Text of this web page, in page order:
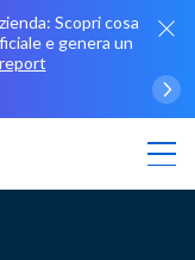
Scopri cosa
e genera un